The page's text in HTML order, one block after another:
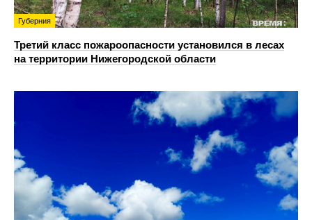
Губерния
Третий класс пожароопасности установился в лесах
на территории Нижегородской области